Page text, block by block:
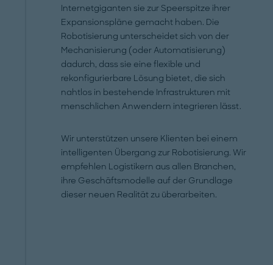
Internetgiganten sie zur Speerspitze ihrer
Expansionspläne gemacht haben. Die
Robotisierung unterscheidet sich von der
Mechanisierung (oder Automatisierung)
dadurch, dass sie eine flexible und
rekonfigurierbare Lösung bietet, die sich
nahtlos in bestehende Infrastrukturen mit
menschlichen Anwendern integrieren lässt.
Wir unterstützen unsere Klienten bei einem
intelligenten Übergang zur Robotisierung. Wir
empfehlen Logistikern aus allen Branchen,
ihre Geschäftsmodelle auf der Grundlage
dieser neuen Realität zu überarbeiten.